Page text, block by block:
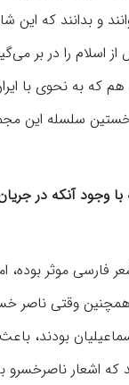
و بدانند که
اسلام را در بر
به نحوی با ایران
سلسله این
آنکه در جریان
فارسی موثر بوده،
وقتی ناصر
بودند،
اشعار ناصرخسرو